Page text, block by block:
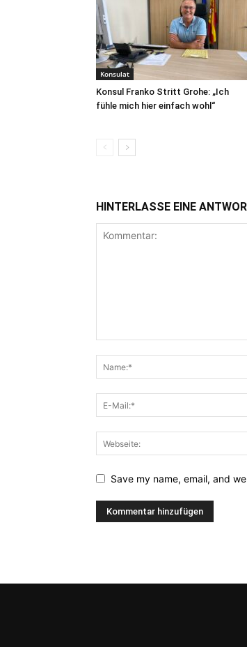
Konsulat
Konsul Franko Stritt Grohe: „Ich
fühle mich hier einfach wohl“
HINTERLASSE EINE
Save my name, email, and